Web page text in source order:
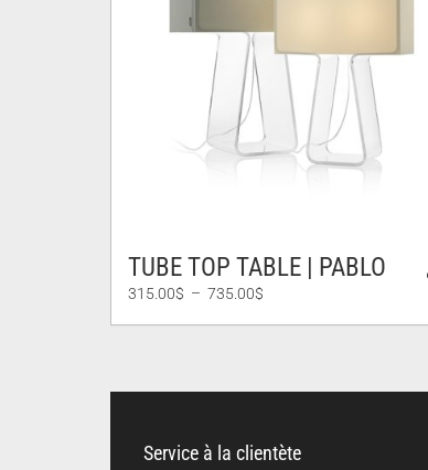
TUBE TOP TABLE | PABLO
315.00$ – 735.00$
Service à la clientète